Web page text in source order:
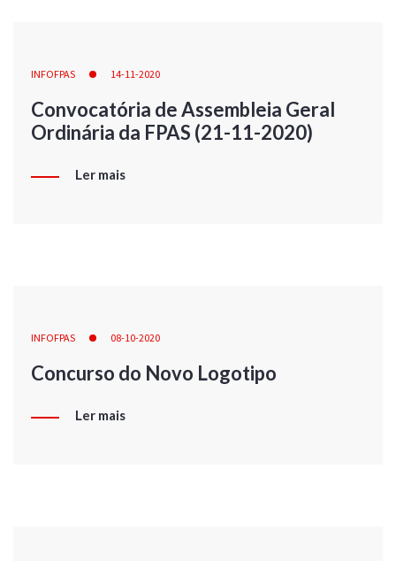
INFOFPAS 14-11-2020
Convocatória de Assembleia Geral
Ordinária da FPAS (21-11-2020)
Ler mais
INFOFPAS 08-10-2020
Concurso do Novo Logotipo
Ler mais